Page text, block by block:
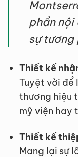
phần
sự tương
Thiết kế
Tuyệt vời để
thương hiệu
mỹ viện hay
Thiết kế
Mang lại sự